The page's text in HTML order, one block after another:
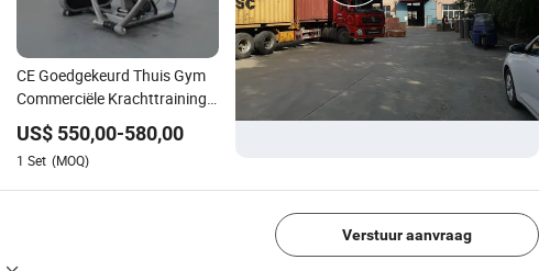
CE Goedgekeurd Thuis Gym
Commerciële Krachttraining
Borst Oefenmachine Pin
Geladen Borstpers
Fitnessapparatuur
US$ 550,00-580,00
1 Set (MOQ)
Verstuur aanvraag